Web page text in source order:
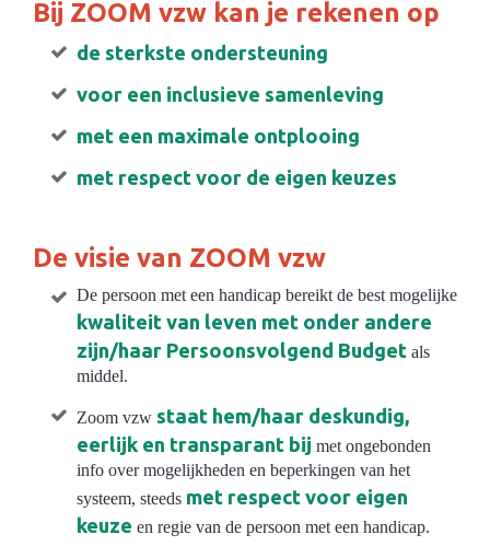
Bij ZOOM vzw kan je rekenen op
de sterkste ondersteuning
voor een inclusieve samenleving
met een maximale ontplooing
met respect voor de eigen keuzes
De visie van ZOOM vzw
De persoon met een handicap bereikt de best mogelijke
kwaliteit van leven met onder andere
zijn/haar Persoonsvolgend Budget als
middel.
Zoom vzw staat hem/haar deskundig,
eerlijk en transparant bij met ongebonden
info over mogelijkheden en beperkingen van het
systeem, steeds met respect voor eigen
keuze en regie van de persoon met een handicap.